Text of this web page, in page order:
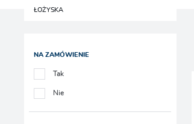
ŁOŻYSKA
NA ZAMÓWIENIE
Tak
Nie